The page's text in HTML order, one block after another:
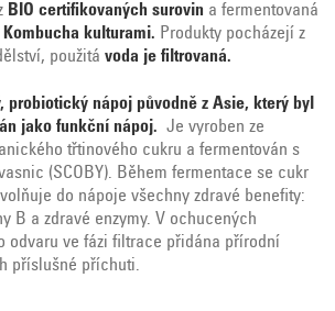
BIO certifikovaných surovin a fermentovaná
Kombucha kulturami. Produkty pocházejí z
použitá voda je filtrovaná.
probiotický nápoj původně z Asie, který byl
jako funkční nápoj. Je vyroben ze
třtinového cukru a fermentován s
(SCOBY). Během fermentace se cukr
do nápoje všechny zdravé benefity:
B a zdravé enzymy. V ochucených
odvaru ve fázi filtrace přidána přírodní
příslušné příchuti.